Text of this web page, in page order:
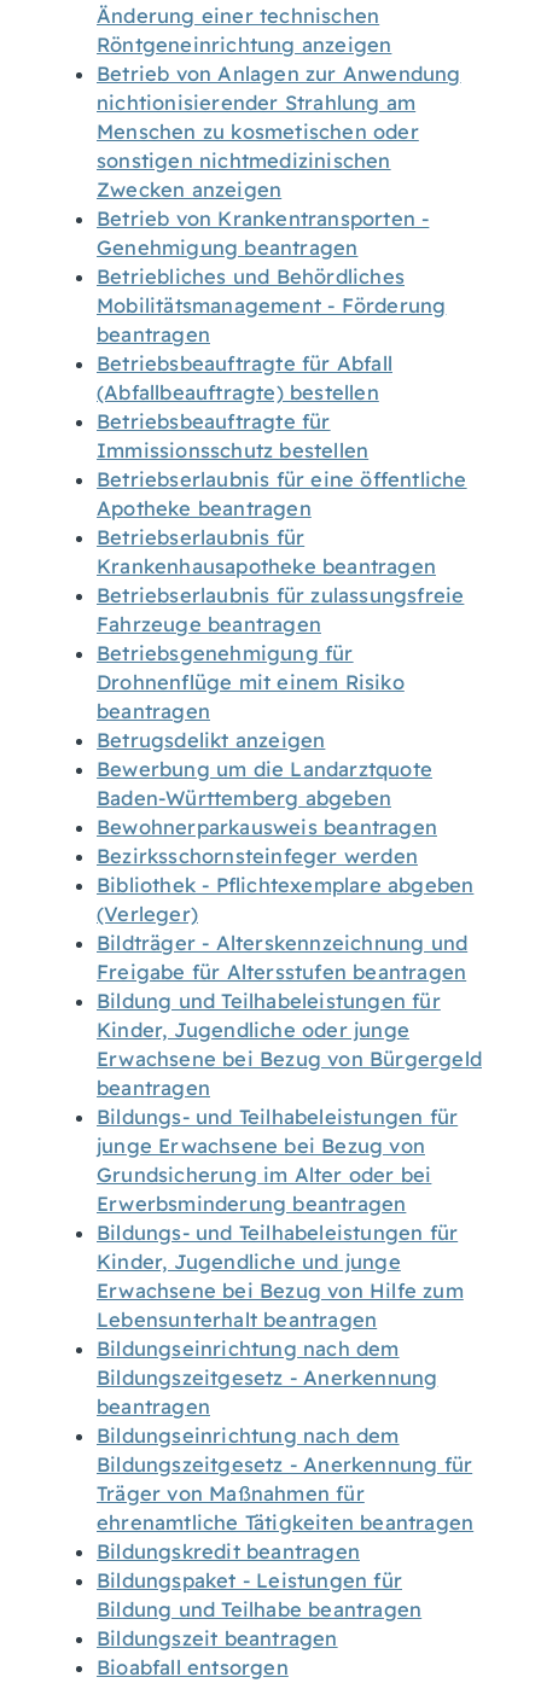
Änderung einer technischen
Röntgeneinrichtung anzeigen
Betrieb von Anlagen zur Anwendung
nichtionisierender Strahlung am
Menschen zu kosmetischen oder
sonstigen nichtmedizinischen
Zwecken anzeigen
Betrieb von Krankentransporten -
Genehmigung beantragen
Betriebliches und Behördliches
Mobilitätsmanagement - Förderung
beantragen
Betriebsbeauftragte für Abfall
(Abfallbeauftragte) bestellen
Betriebsbeauftragte für
Immissionsschutz bestellen
Betriebserlaubnis für eine öffentliche
Apotheke beantragen
Betriebserlaubnis für
Krankenhausapotheke beantragen
Betriebserlaubnis für zulassungsfreie
Fahrzeuge beantragen
Betriebsgenehmigung für
Drohnenflüge mit einem Risiko
beantragen
Betrugsdelikt anzeigen
Bewerbung um die Landarztquote
Baden-Württemberg abgeben
Bewohnerparkausweis beantragen
Bezirksschornsteinfeger werden
Bibliothek - Pflichtexemplare abgeben
(Verleger)
Bildträger - Alterskennzeichnung und
Freigabe für Altersstufen beantragen
Bildung und Teilhabeleistungen für
Kinder, Jugendliche oder junge
Erwachsene bei Bezug von Bürgergeld
beantragen
Bildungs- und Teilhabeleistungen für
junge Erwachsene bei Bezug von
Grundsicherung im Alter oder bei
Erwerbsminderung beantragen
Bildungs- und Teilhabeleistungen für
Kinder, Jugendliche und junge
Erwachsene bei Bezug von Hilfe zum
Lebensunterhalt beantragen
Bildungseinrichtung nach dem
Bildungszeitgesetz - Anerkennung
beantragen
Bildungseinrichtung nach dem
Bildungszeitgesetz - Anerkennung für
Träger von Maßnahmen für
ehrenamtliche Tätigkeiten beantragen
Bildungskredit beantragen
Bildungspaket - Leistungen für
Bildung und Teilhabe beantragen
Bildungszeit beantragen
Bioabfall entsorgen